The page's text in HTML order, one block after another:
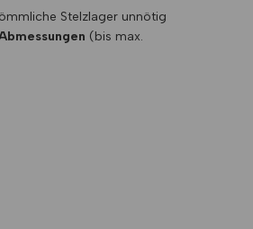
Stelzlager unnötig
(bis max.